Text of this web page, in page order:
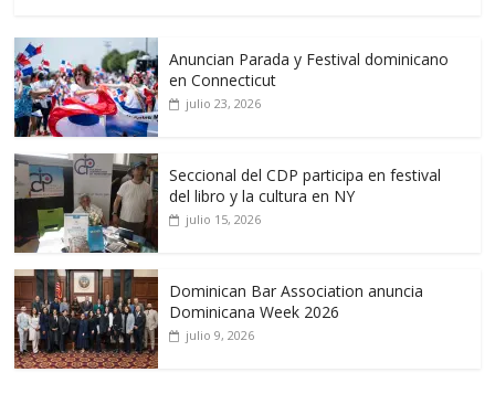
Anuncian Parada y Festival dominicano
en Connecticut
julio 23, 2026
Seccional del CDP participa en festival
del libro y la cultura en NY
julio 15, 2026
Dominican Bar Association anuncia
Dominicana Week 2026
julio 9, 2026